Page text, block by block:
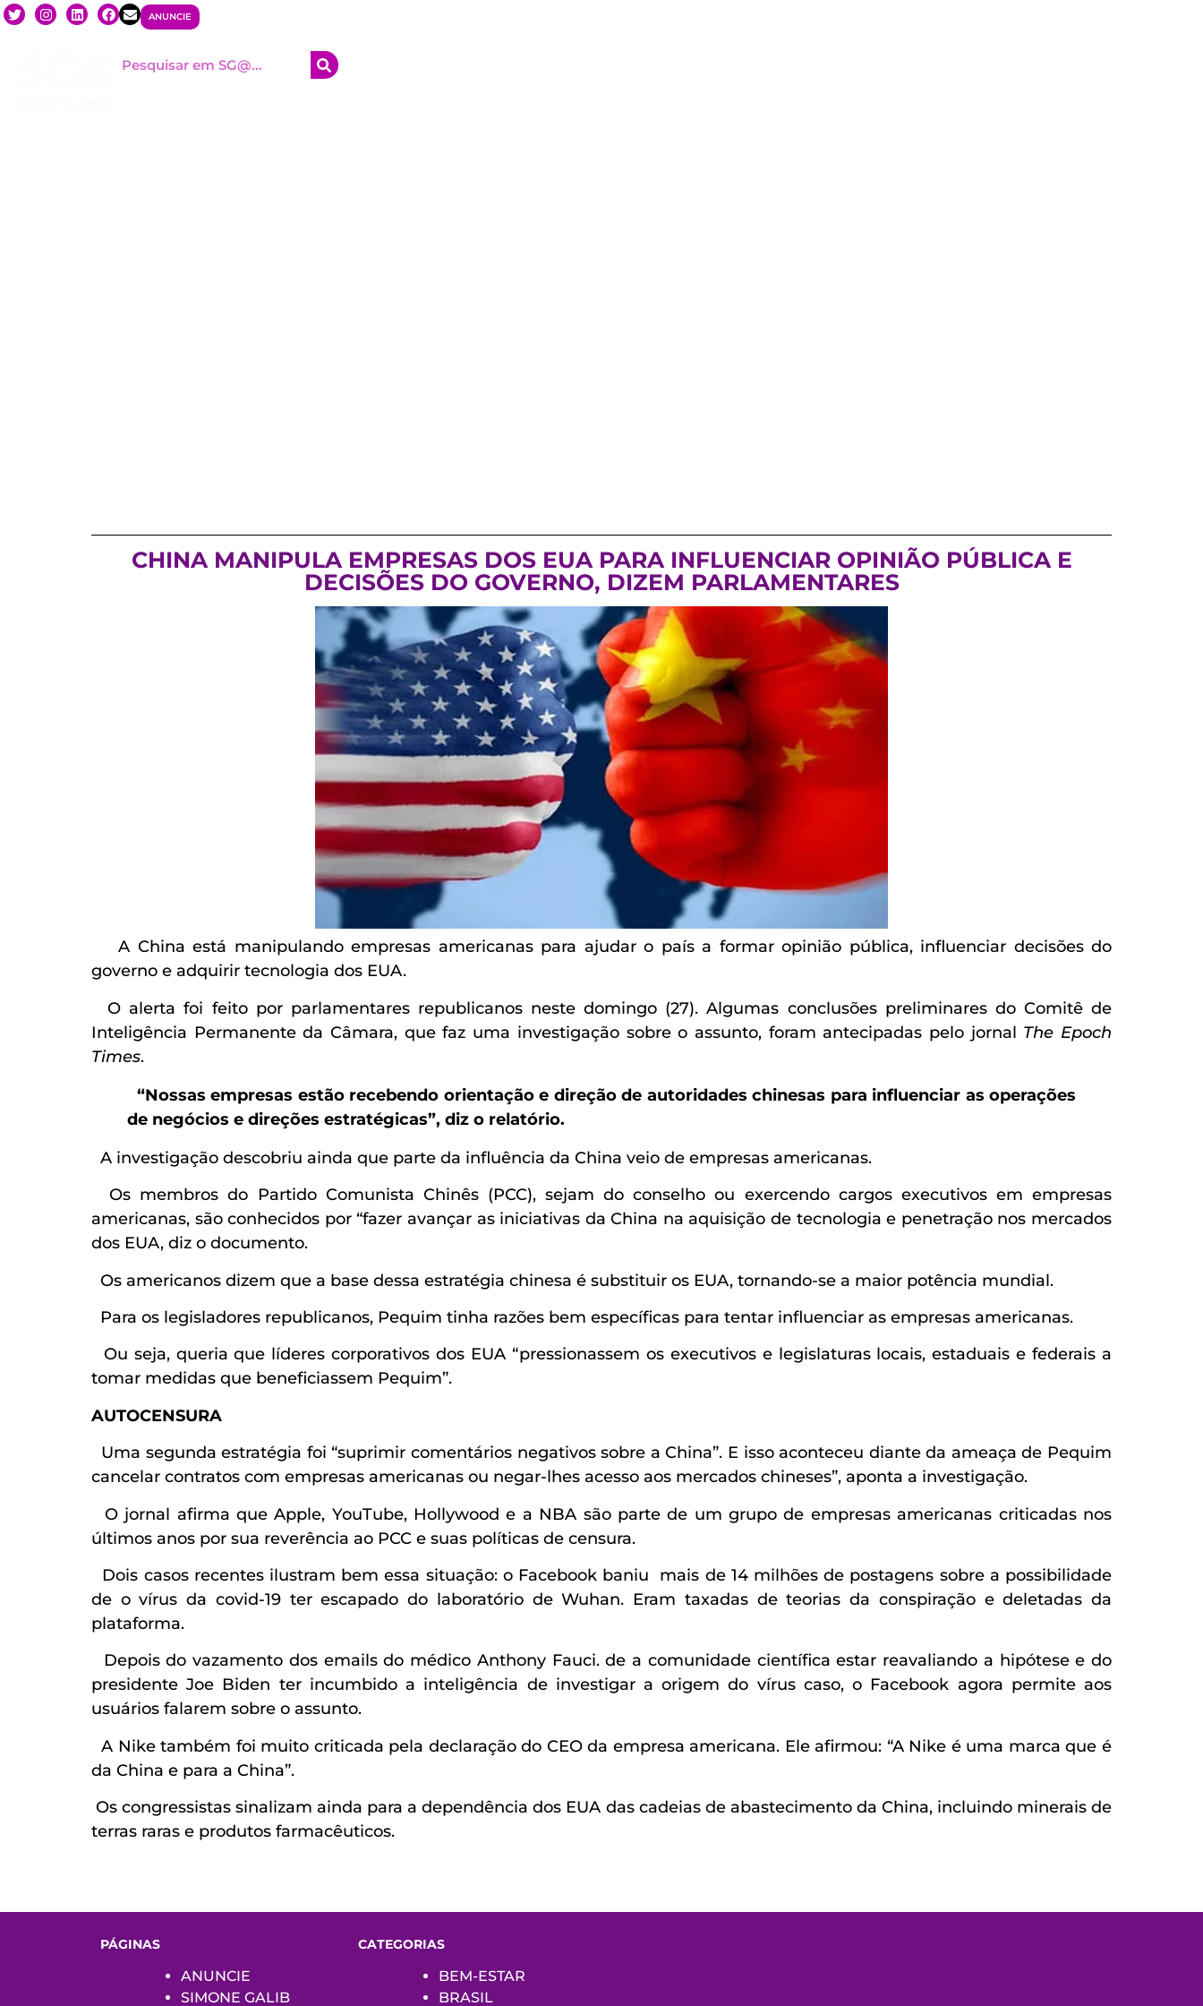
ANUNCIE
CHINA MANIPULA EMPRESAS DOS EUA PARA INFLUENCIAR OPINIÃO PÚBLICA E
DECISÕES DO GOVERNO, DIZEM PARLAMENTARES
A China está manipulando empresas americanas para ajudar o país a formar opinião pública, influenciar decisões do
governo e adquirir tecnologia dos EUA.
O alerta foi feito por parlamentares republicanos neste domingo (27). Algumas conclusões preliminares do Comitê de
Inteligência Permanente da Câmara, que faz uma investigação sobre o assunto, foram antecipadas pelo jornal The Epoch
Times.
“Nossas empresas estão recebendo orientação e direção de autoridades chinesas para influenciar as operações
de negócios e direções estratégicas”, diz o relatório.
A investigação descobriu ainda que parte da influência da China veio de empresas americanas.
Os membros do Partido Comunista Chinês (PCC), sejam do conselho ou exercendo cargos executivos em empresas
americanas, são conhecidos por “fazer avançar as iniciativas da China na aquisição de tecnologia e penetração nos mercados
dos EUA, diz o documento.
Os americanos dizem que a base dessa estratégia chinesa é substituir os EUA, tornando-se a maior potência mundial.
Para os legisladores republicanos, Pequim tinha razões bem específicas para tentar influenciar as empresas americanas.
Ou seja, queria que líderes corporativos dos EUA “pressionassem os executivos e legislaturas locais, estaduais e federais a
tomar medidas que beneficiassem Pequim”.
AUTOCENSURA
Uma segunda estratégia foi “suprimir comentários negativos sobre a China”. E isso aconteceu diante da ameaça de Pequim
cancelar contratos com empresas americanas ou negar-lhes acesso aos mercados chineses”, aponta a investigação.
O jornal afirma que Apple, YouTube, Hollywood e a NBA são parte de um grupo de empresas americanas criticadas nos
últimos anos por sua reverência ao PCC e suas políticas de censura.
Dois casos recentes ilustram bem essa situação: o Facebook baniu mais de 14 milhões de postagens sobre a possibilidade
de o vírus da covid-19 ter escapado do laboratório de Wuhan. Eram taxadas de teorias da conspiração e deletadas da
plataforma.
Depois do vazamento dos emails do médico Anthony Fauci. de a comunidade científica estar reavaliando a hipótese e do
presidente Joe Biden ter incumbido a inteligência de investigar a origem do vírus caso, o Facebook agora permite aos
usuários falarem sobre o assunto.
A Nike também foi muito criticada pela declaração do CEO da empresa americana. Ele afirmou: “A Nike é uma marca que é
da China e para a China”.
Os congressistas sinalizam ainda para a dependência dos EUA das cadeias de abastecimento da China, incluindo minerais de
terras raras e produtos farmacêuticos.
PÁGINAS
ANUNCIE
SIMONE GALIB
CATEGORIAS
BEM-ESTAR
BRASIL